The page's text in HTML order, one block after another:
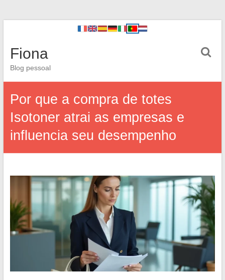
Fiona
Blog pessoal
Por que a compra de totes
Isotoner atrai as empresas e
influencia seu desempenho